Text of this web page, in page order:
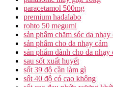
paracetamol 500mg
premium hadalabo
rohto 50 megumi
sản phẩm chăm sóc da nhạy
sản phẩm cho da nhạy cảm
sản phẩm dành cho da nhạy
sau sốt xuất huyết
sốt 39 độ cần làm gì
sốt 40 độ có cao không